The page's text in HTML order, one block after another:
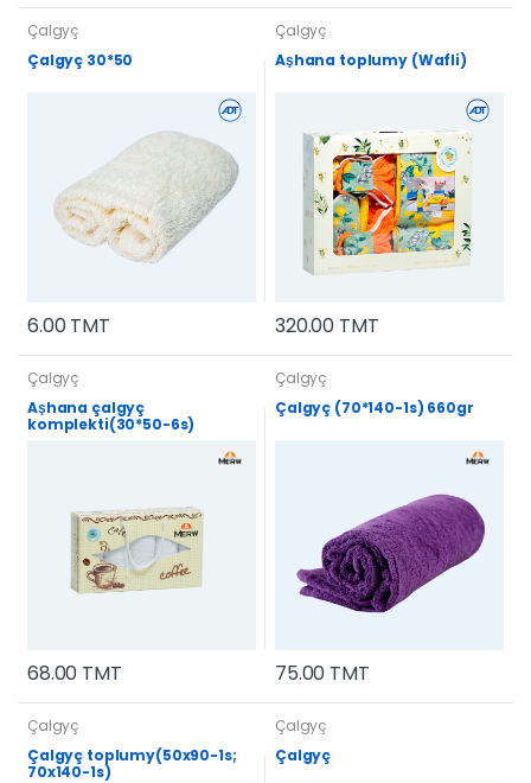
Çalgyç
Çalgyç 30*50
6.00 TMT
Çalgyç
Aşhana toplumy (Wafli)
320.00 TMT
Çalgyç
Aşhana çalgyç
komplekti(30*50-6s)
68.00 TMT
Çalgyç
Çalgyç (70*140-1s) 660gr
75.00 TMT
Çalgyç
Çalgyç toplumy(50x90-1s;
70x140-1s)
Çalgyç
Çalgyç